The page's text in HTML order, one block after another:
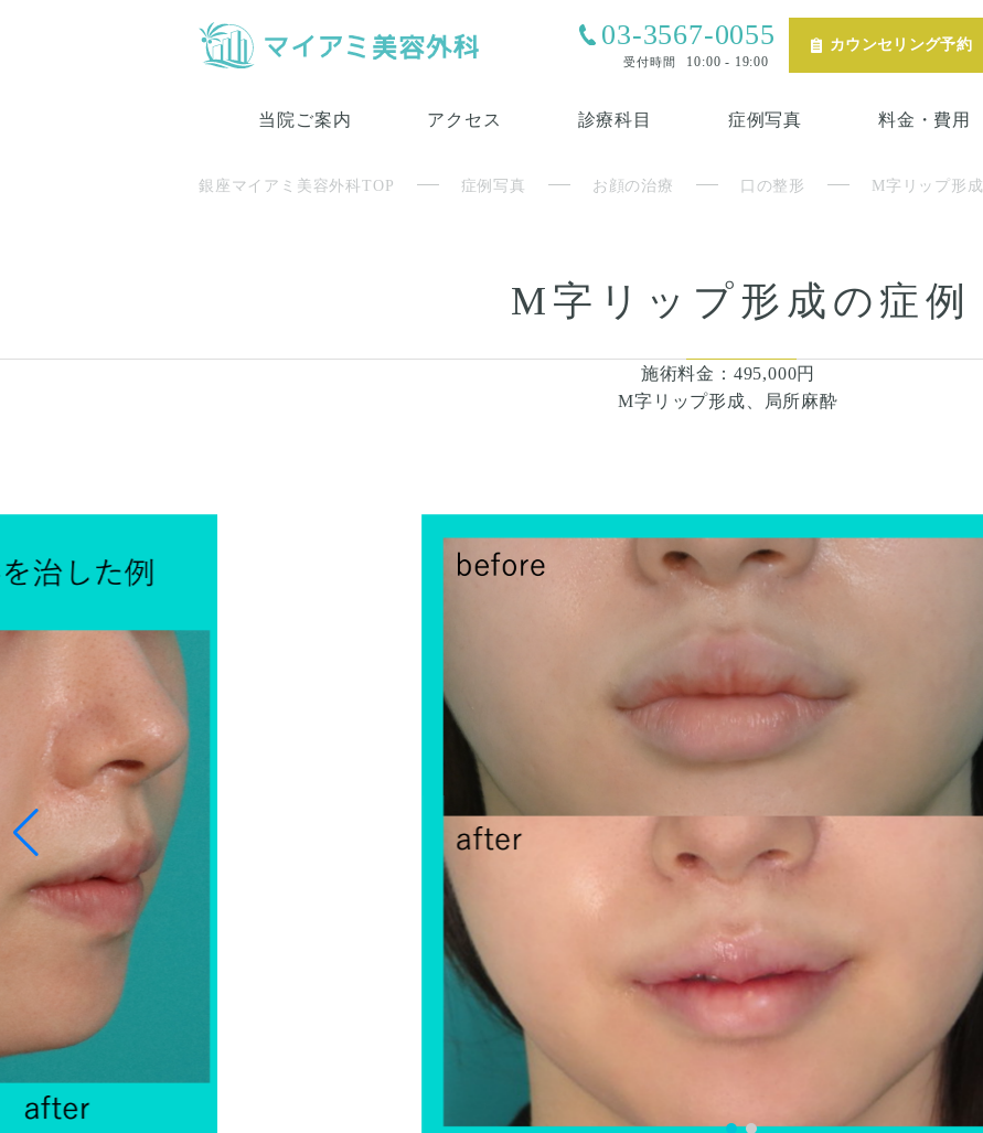
03-3567-0055
受付時間 10:00 - 19:00
カウンセリング予約
当院ご案内 アクセス 診療科目 症例写真 料金・費用
銀座マイアミ美容外科TOP 症例写真 お顔の治療 口の整形 M字リップ形成
M字リップ形成の症例
施術料金：495,000円
M字リップ形成、局所麻酔